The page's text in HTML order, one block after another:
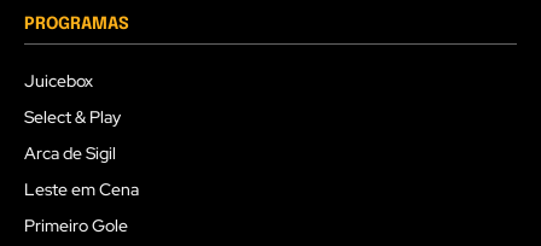
PROGRAMAS
Juicebox
Select & Play
Arca de Sigil
Leste em Cena
Primeiro Gole